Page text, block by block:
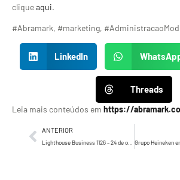
cliqueaqui.
#Abramark, #marketing,
LinkedIn
Threads
Leia mais conteúdos em https://
ANTERIOR